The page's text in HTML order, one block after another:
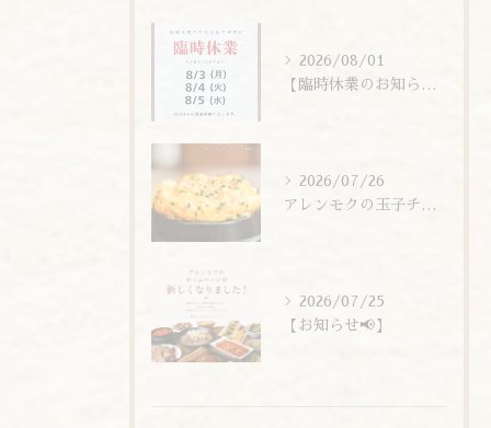
2026/08/01
2026/07/26
2026/07/25
【お知らせ📢】